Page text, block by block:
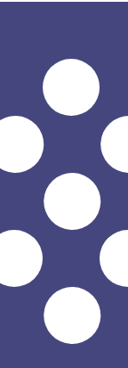
$
USD
à 12:29 UTC
en devises
taux moyen du
voir les taux